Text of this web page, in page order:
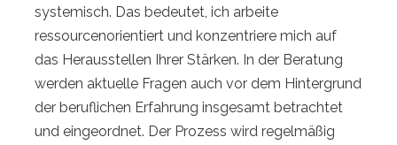
systemisch. Das bedeutet, ich arbeite
ressourcenorientiert und konzentriere mich auf
das Herausstellen Ihrer Stärken. In der Beratung
werden aktuelle Fragen auch vor dem Hintergrund
der beruflichen Erfahrung insgesamt betrachtet
und eingeordnet. Der Prozess wird regelmäßig